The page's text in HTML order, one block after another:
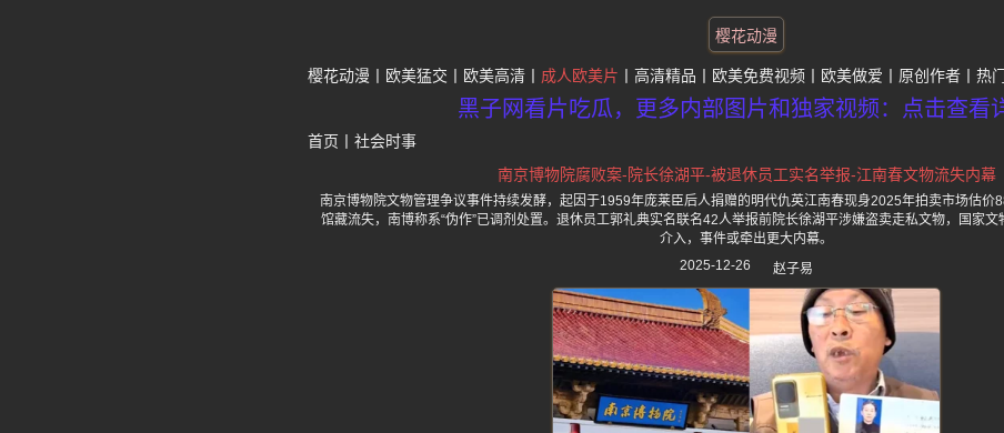
樱花动漫
樱花动漫 欧美猛交 欧美高清 成人欧美片 高清精品 欧美免费视频 欧美做爱 原创作者 热
黑子网看片吃瓜，更多内部图片和独家视频：点击查看
首页 社会时事
南京博物院腐败案-院长徐湖平-被退休员工实名举报-江南春文物流失内幕
南京博物院文物管理争议事件持续发酵，起因于1959年庞莱臣后人捐赠的明代仇英江南春现身2025年拍卖市场估价
馆藏流失，南博称系“伪作”已调剂处置。退休员工郭礼典实名联名42人举报前院长徐湖平涉嫌盗卖走私文物，国家
介入，事件或牵出更大内幕。
2025-12-26
赵子易